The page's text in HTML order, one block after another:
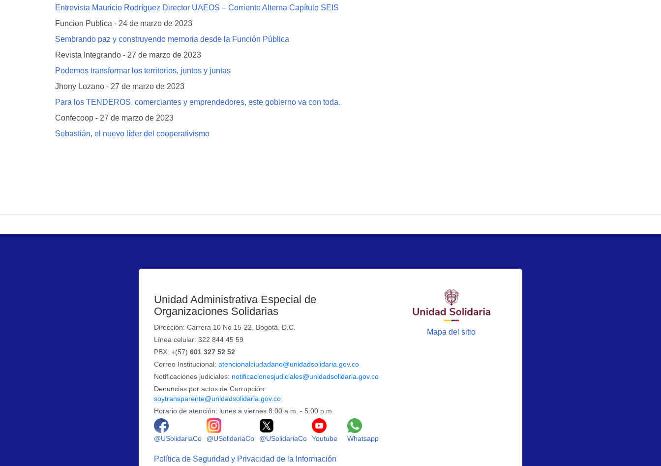
Entrevista Mauricio Rodríguez Director UAEOS – Corriente Alterna Capítulo SEIS
Funcion Publica - 24 de marzo de 2023
Sembrando paz y construyendo memoria desde la Función Pública
Revista Integrando - 27 de marzo de 2023
Podemos transformar los territorios, juntos y juntas
Jhony Lozano - 27 de marzo de 2023
Para los TENDEROS, comerciantes y emprendedores, este gobierno va con toda.
Confecoop - 27 de marzo de 2023
Sebastián, el nuevo líder del cooperativismo
Unidad Administrativa Especial de
Organizaciones Solidarias
Dirección: Carrera 10 No 15-22, Bogotá, D.C.
Línea celular: 322 844 45 59
PBX: +(57)601 327 52 52
Correo Institucional:atencionalciudadano@unidadsolidaria.gov.co
Notificaciones judiciales: notificacionesjudiciales@unidadsolidaria.gov.co
Denuncias por actos de Corrupción:
soytransparente@unidadsolidaria.gov.co
Horario de atención: lunes a viernes 8:00 a.m. - 5:00 p.m.
@USolidariaCoLogo Facebook
@USolidariaCoLogo Instagram
@USolidariaCoLogo X
YoutubeLogo Youtube
WhatsappLogo Whatsapp
Política de Seguridad y Privacidad de la Información
Mapa del sitio